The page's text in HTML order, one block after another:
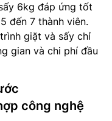
6kg đáp ứng tốt
đến 7 thành viên.
giặt và sấy chỉ
gian và chi phí đầu
công nghệ